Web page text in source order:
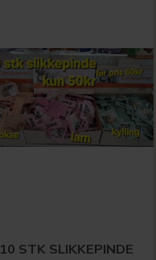
10 STK SLIKKEPINDE